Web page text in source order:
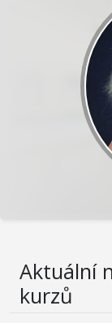
Aktuální
kurzů